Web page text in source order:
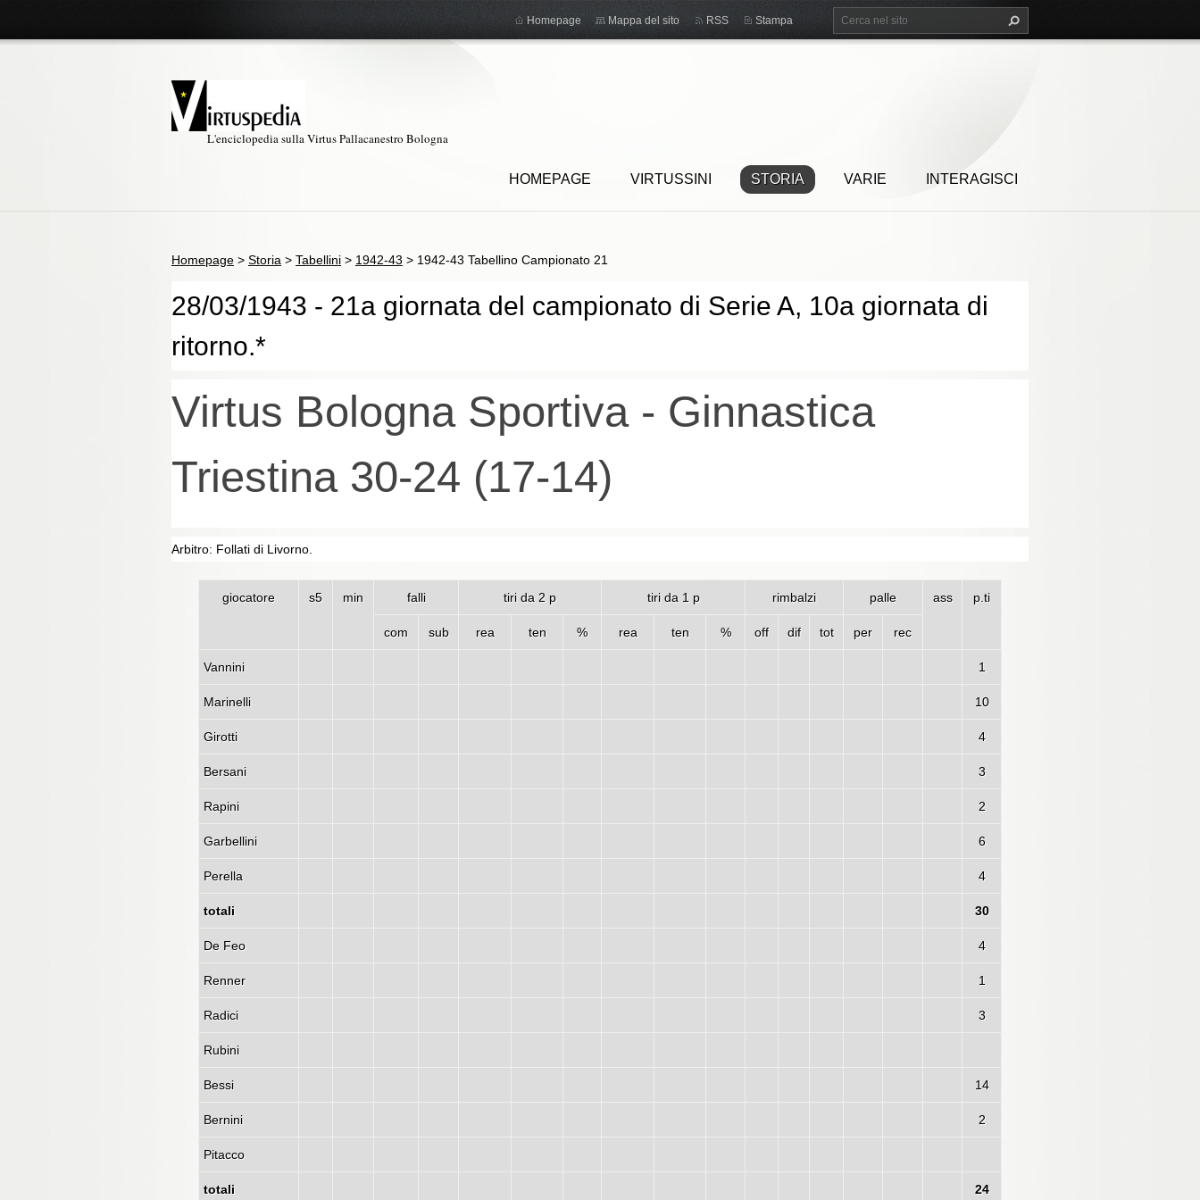
L'enciclopedia sulla Virtus Pallacanestro Bologna
HOMEPAGE VIRTUSSINI STORIA VARIE INTERAGISCI
Homepage Mappa del sito RSS Stampa
Homepage > Storia > Tabellini > 1942-43 > 1942-43 Tabellino Campionato 21
28/03/1943 - 21a giornata del campionato di Serie A, 10a giornata di
ritorno.*
Virtus Bologna Sportiva - Ginnastica
Triestina 30-24 (17-14)
Arbitro: Follati di Livorno.
giocatore s5 min falli tiri da 2 p tiri da 1 p rimbalzi palle ass p.ti
com sub rea ten % rea ten % off dif tot per rec
Vannini 1
Marinelli 10
Girotti 4
Bersani 3
Rapini 2
Garbellini 6
Perella 4
totali 30
De Feo 4
Renner 1
Radici 3
Rubini
Bessi 14
Bernini 2
Pitacco
totali 24